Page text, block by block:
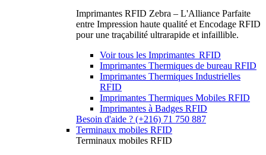
Imprimantes RFID Zebra – L'Alliance Parfaite
entre Impression haute qualité et Encodage RFID
pour une traçabilité ultrarapide et infaillible.
Voir tous les Imprimantes RFID
Imprimantes Thermiques de bureau RFID
Imprimantes Thermiques Industrielles
RFID
Imprimantes Thermiques Mobiles RFID
Imprimantes à Badges RFID
Besoin d'aide ? (+216) 71 750 887
Terminaux mobiles RFID
Terminaux mobiles RFID